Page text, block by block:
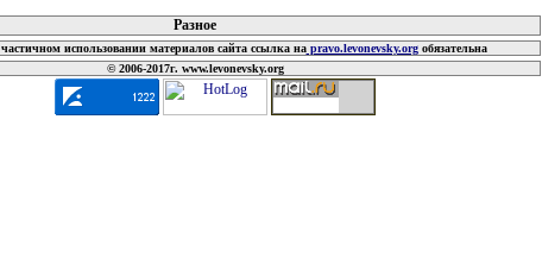
Разное
использовании материалов сайта ссылка наpravo.levonevsky.orgобязательна
© 2006-2017г. www.levonevsky.org